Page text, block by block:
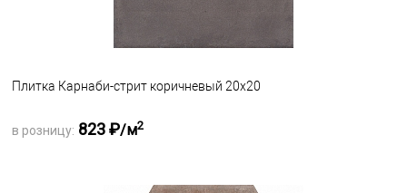
Плитка Карнаби-стрит коричневый 20х20
в розницу: 823 ₽/м2